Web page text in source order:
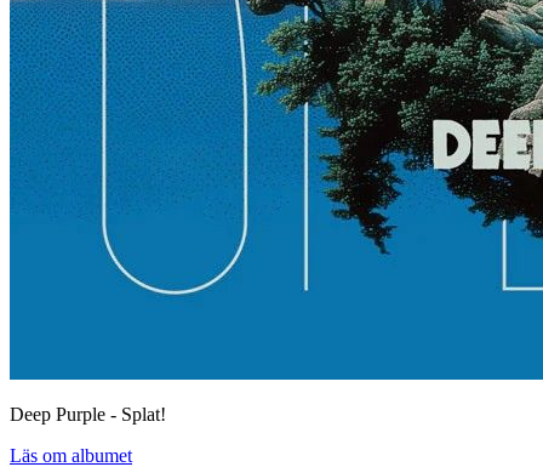
Deep Purple - Splat!
Läs om albumet